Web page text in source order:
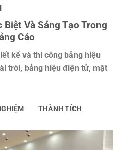
Và Sáng Tạo Trong
Cáo
kế và thi công bảng hiệu
trời, bảng hiệu điện tử, mặt
THÀNH TÍCH